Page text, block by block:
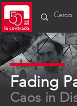
Fading
Caos in